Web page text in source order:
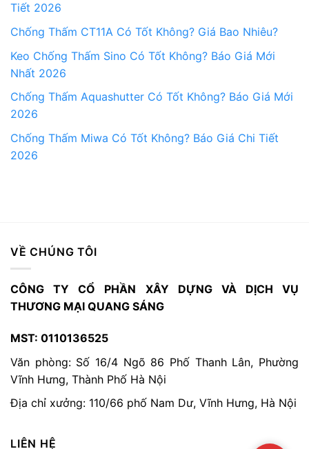
Tiết 2026
Chống Thấm CT11A Có Tốt Không? Giá Bao Nhiêu?
Keo Chống Thấm Sino Có Tốt Không? Báo Giá Mới
Nhất 2026
Chống Thấm Aquashutter Có Tốt Không? Báo Giá Mới
2026
Chống Thấm Miwa Có Tốt Không? Báo Giá Chi Tiết
2026
VỀ CHÚNG TÔI
CÔNG TY CỔ PHẦN XÂY DỰNG VÀ DỊCH VỤ
THƯƠNG MẠI QUANG SÁNG
MST: 0110136525
Văn phòng: Số 16/4 Ngõ 86 Phố Thanh Lân, Phường
Vĩnh Hưng, Thành Phố Hà Nội
Địa chỉ xưởng: 110/66 phố Nam Dư, Vĩnh Hưng, Hà Nội
LIÊN HỆ